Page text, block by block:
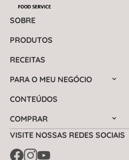
SOBRE
PRODUTOS
RECEITAS
PARA O MEU NEGÓCIO
CONTEÚDOS
COMPRAR
VISITE NOSSAS REDES SOCIAIS